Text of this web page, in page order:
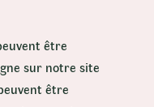
être
sur notre site
être